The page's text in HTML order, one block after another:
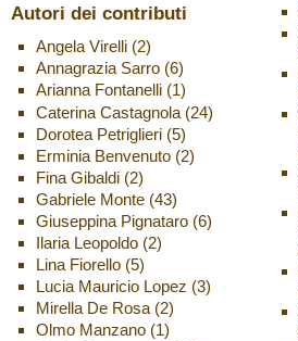
Autori dei contributi
Angela Virelli(2)
Annagrazia Sarro(6)
Arianna Fontanelli(1)
Caterina Castagnola(24)
Dorotea Petriglieri(5)
Erminia Benvenuto(2)
Fina Gibaldi(2)
Gabriele Monte(43)
Giuseppina Pignataro(6)
Ilaria Leopoldo(2)
Lina Fiorello(5)
Lucia Mauricio Lopez (3)
Mirella De Rosa(2)
Olmo Manzano(1)